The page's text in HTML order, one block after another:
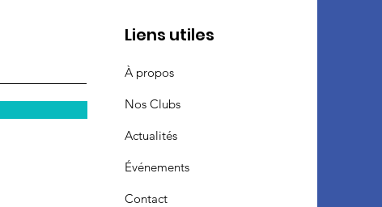
Liens utiles
À propos
Nos Clubs
Actualités
Événements
Contact